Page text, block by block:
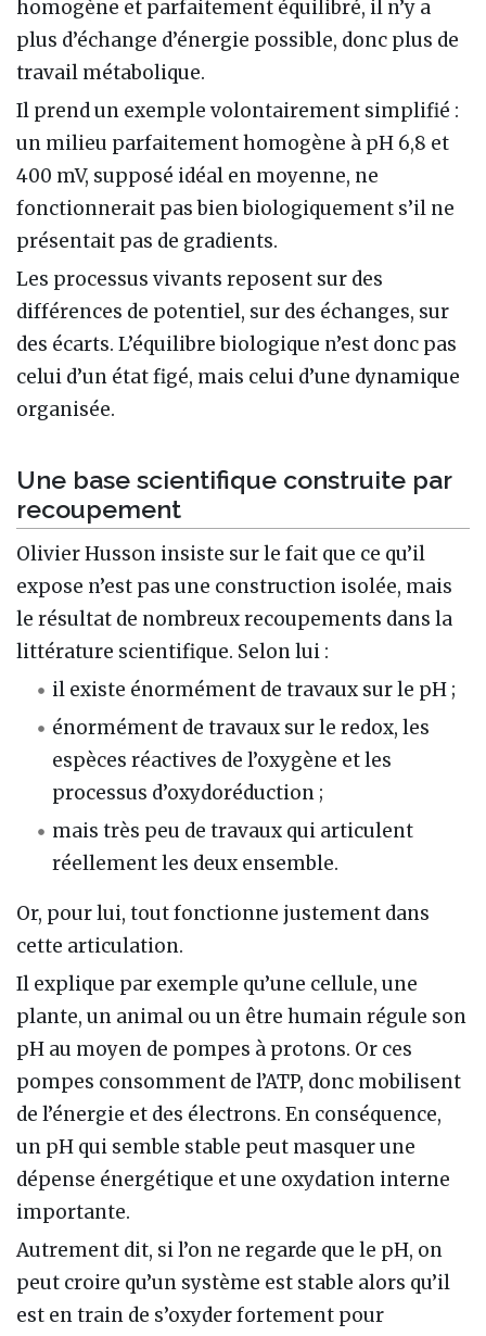
homogène et parfaitement équilibré, il n’y a
plus d’échange d’énergie possible, donc plus de
travail métabolique.
Il prend un exemple volontairement simplifié :
un milieu parfaitement homogène à pH 6,8 et
400 mV, supposé idéal en moyenne, ne
fonctionnerait pas bien biologiquement s’il ne
présentait pas de gradients.
Les processus vivants reposent sur des
différences de potentiel, sur des échanges, sur
des écarts. L’équilibre biologique n’est donc pas
celui d’un état figé, mais celui d’une dynamique
organisée.
Une base scientifique construite par
recoupement
Olivier Husson insiste sur le fait que ce qu’il
expose n’est pas une construction isolée, mais
le résultat de nombreux recoupements dans la
littérature scientifique. Selon lui :
il existe énormément de travaux sur le pH ;
énormément de travaux sur le redox, les
espèces réactives de l’oxygène et les
processus d’oxydoréduction ;
mais très peu de travaux qui articulent
réellement les deux ensemble.
Or, pour lui, tout fonctionne justement dans
cette articulation.
Il explique par exemple qu’une cellule, une
plante, un animal ou un être humain régule son
pH au moyen de pompes à protons. Or ces
pompes consomment de l’ATP, donc mobilisent
de l’énergie et des électrons. En conséquence,
un pH qui semble stable peut masquer une
dépense énergétique et une oxydation interne
importante.
Autrement dit, si l’on ne regarde que le pH, on
peut croire qu’un système est stable alors qu’il
est en train de s’oxyder fortement pour